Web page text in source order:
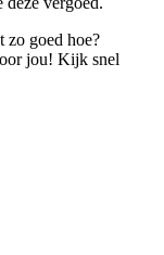
zo goed hoe?
jou! Kijk snel